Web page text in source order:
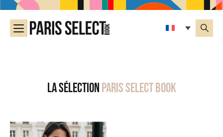
La sélectionParis Select Book